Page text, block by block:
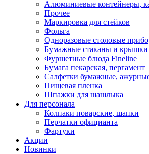
Алюминиевые контейнеры,
Прочее
Маркировка для стейков
Фольга
Одноразовые столовые
Бумажные стаканы и крышки
Фуршетные блюда Fineline
Бумага пекарская, пергамент
Салфетки бумажные,
Пищевая пленка
Шпажки для шашлыка
Для персонала
Колпаки поварские, шапки
Перчатки официанта
Фартуки
Акции
Новинки